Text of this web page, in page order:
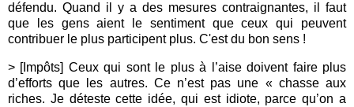
défendu. Quand il y a des mesures contraignantes, il faut
que les gens aient le sentiment que ceux qui peuvent
contribuer le plus participent plus. C'est du bon sens !
> [Impôts] Ceux qui sont le plus à l’aise doivent faire plus
d’efforts que les autres. Ce n’est pas une « chasse aux
riches. Je déteste cette idée, qui est idiote, parce qu’on a